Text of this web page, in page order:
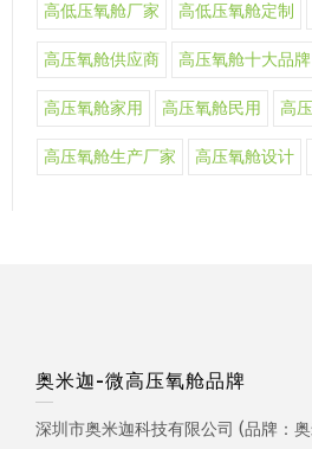
高低压氧舱厂家 高低压氧舱定制
高压氧舱供应商 高压氧舱十大品牌
高压氧舱家用 高压氧舱民用 高
高压氧舱生产厂家 高压氧舱设计
奥米迦-微高压氧舱品牌
深圳市奥米迦科技有限公司 (品牌：